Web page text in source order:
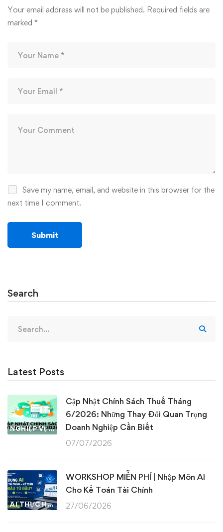
Your email address will not be published. Required fields are
marked *
Save my name, email, and website in this browser for the
next time I comment.
Search
for:
Latest Posts
NGHIỆP VỤ KẾ TOÁN & THUẾ
Cập Nhật Chính Sách Thuế Tháng
6/2026: Những Thay Đổi Quan Trọng
Doanh Nghiệp Cần Biết
07/07/2026
AI THỰC HÀNH
WORKSHOP MIỄN PHÍ | Nhập Môn AI
Cho Kế Toán Tài Chính
27/06/2026